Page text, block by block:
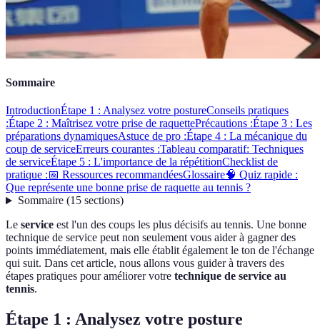
Sommaire
IntroductionÉtape 1 : Analysez votre postureConseils pratiques
:Étape 2 : Maîtrisez votre prise de raquettePrécautions :Étape 3 : Les
préparations dynamiquesAstuce de pro :Étape 4 : La mécanique du
coup de serviceErreurs courantes :Tableau comparatif: Techniques
de serviceÉtape 5 : L'importance de la répétitionChecklist de
pratique :📅 Ressources recommandéesGlossaire🧠 Quiz rapide :
Que représente une bonne prise de raquette au tennis ?
Sommaire(15 sections)
Le service est l'un des coups les plus décisifs au tennis. Une bonne
technique de service peut non seulement vous aider à gagner des
points immédiatement, mais elle établit également le ton de l'échange
qui suit. Dans cet article, nous allons vous guider à travers des
étapes pratiques pour améliorer votre technique de service au
tennis.
Étape 1 : Analysez votre posture